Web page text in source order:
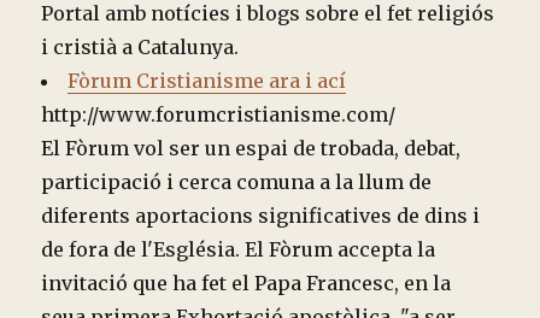
Portal amb notícies i blogs sobre el fet religiós
i cristià a Catalunya.
Fòrum Cristianisme ara i ací
http://www.forumcristianisme.com/
El Fòrum vol ser un espai de trobada, debat,
participació i cerca comuna a la llum de
diferents aportacions significatives de dins i
de fora de l'Església. El Fòrum accepta la
invitació que ha fet el Papa Francesc, en la